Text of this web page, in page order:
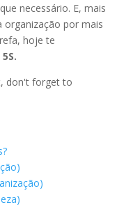
necessário. E, mais
organização por mais
hoje te
don't forget to